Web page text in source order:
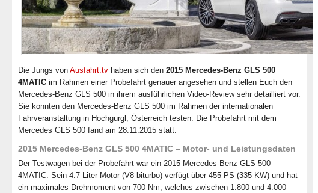
Die Jungs von Ausfahrt.tv haben sich den 2015 Mercedes-Benz GLS 500
4MATIC im Rahmen einer Probefahrt genauer angesehen und stellen Euch den
Mercedes-Benz GLS 500 in ihrem ausführlichen Video-Review sehr detailliert vor.
Sie konnten den Mercedes-Benz GLS 500 im Rahmen der internationalen
Fahrveranstaltung in Hochgurgl, Österreich testen. Die Probefahrt mit dem
Mercedes GLS 500 fand am 28.11.2015 statt.
2015 Mercedes-Benz GLS 500 4MATIC – Motor- und Leistungsdaten
Der Testwagen bei der Probefahrt war ein 2015 Mercedes-Benz GLS 500
4MATIC. Sein 4.7 Liter Motor (V8 biturbo) verfügt über 455 PS (335 KW) und hat
ein maximales Drehmoment von 700 Nm, welches zwischen 1.800 und 4.000